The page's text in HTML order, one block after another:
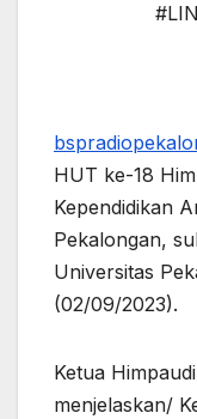
HUT ke-18
Kependidikan
Pekalongan,
Universitas
(02/09/2023).
Ketua
menjelaskan/